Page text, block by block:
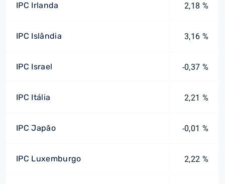
IPC Irlanda 2,18 %
IPC Islândia 3,16 %
IPC Israel -0,37 %
IPC Itália 2,21 %
IPC Japão -0,01 %
IPC Luxemburgo 2,22 %